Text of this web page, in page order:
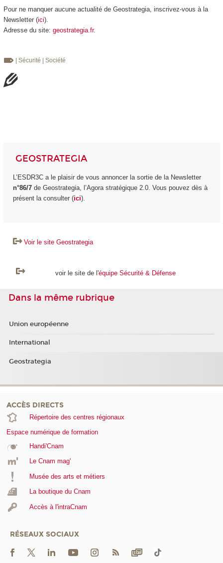
Pour ne manquer aucune actualité de Geostrategia, inscrivez-vous à la
Newsletter (ici).
Adresse du site: geostrategia.fr.
| Sécurité | Société
GEOSTRATEGIA
L’ESDR3C a le plaisir de vous annoncer la sortie de la Newsletter
n°86/7de Geostrategia, l’Agora stratégique 2.0. Vous pouvez dès à
présent la consulter (ici).
Voir le site Geostrategia
voir le site de l'équipe Sécurité & Défense
Dans la même rubrique
Union européenne
International
Geostrategia
ACCÈS DIRECTS
Répertoire des centres régionaux
Espace numérique de formation
Handi'Cnam
Le Cnam mag'
Musée des arts et métiers
La boutique du Cnam
Accès à l'intraCnam
RÉSEAUX SOCIAUX